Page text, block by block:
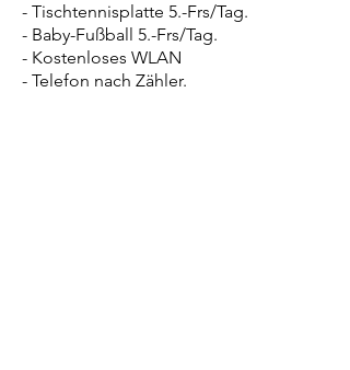
- Tischtennisplatte 5.-Frs/Tag.
- Baby-Fußball 5.-Frs/Tag.
- Kostenloses WLAN
- Telefon nach Zähler.